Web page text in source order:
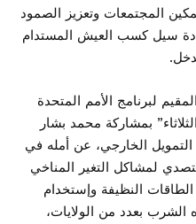
المجتمعات وتعزيز الصمود
سيل كسب العيش المستدام
لبرنامج الأمم المتحدة
بمشاركة محمد بشار
التمويل الخارجي، عن أمله في
لمشاكل التغير المناخي
النظيفة وإستخدام
بعدد من الولايات،